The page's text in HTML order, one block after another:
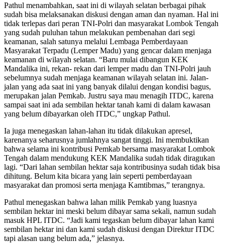
Pathul menambahkan, saat ini di wilayah selatan berbagai pihak
sudah bisa melaksanakan diskusi dengan aman dan nyaman. Hal ini
tidak terlepas dari peran TNI-Polri dan masyarakat Lombok Tengah
yang sudah puluhan tahun melakukan pembenahan dari segi
keamanan, salah satunya melalui Lembaga Pemberdayaan
Masyarakat Terpadu (Lemper Madu) yang gencar dalam menjaga
keamanan di wilayah selatan. “Baru mulai dibangun KEK
Mandalika ini, rekan- rekan dari lemper madu dan TNI-Polri jauh
sebelumnya sudah menjaga keamanan wilayah selatan ini. Jalan-
jalan yang ada saat ini yang banyak dilalui dengan kondisi bagus,
merupakan jalan Pemkab. Justru saya mau menagih ITDC, karena
sampai saat ini ada sembilan hektar tanah kami di dalam kawasan
yang belum dibayarkan oleh ITDC,” ungkap Pathul.
Ia juga menegaskan lahan-lahan itu tidak dilakukan apresel,
karenanya seharusnya jumlahnya sangat tinggi. Ini membuktikan
bahwa selama ini kontribusi Pemkab bersama masyarakat Lombok
Tengah dalam mendukung KEK Mandalika sudah tidak diragukan
lagi. “Dari lahan sembilan hektar saja kontribusinya sudah tidak bisa
dihitung. Belum kita bicara yang lain seperti pemberdayaan
masyarakat dan promosi serta menjaga Kamtibmas,” terangnya.
Pathul menegaskan bahwa lahan milik Pemkab yang luasnya
sembilan hektar ini meski belum dibayar sama sekali, namun sudah
masuk HPL ITDC. “Jadi kami tegaskan belum dibayar lahan kami
sembilan hektar ini dan kami sudah diskusi dengan Direktur ITDC
tapi alasan uang belum ada,” jelasnya.